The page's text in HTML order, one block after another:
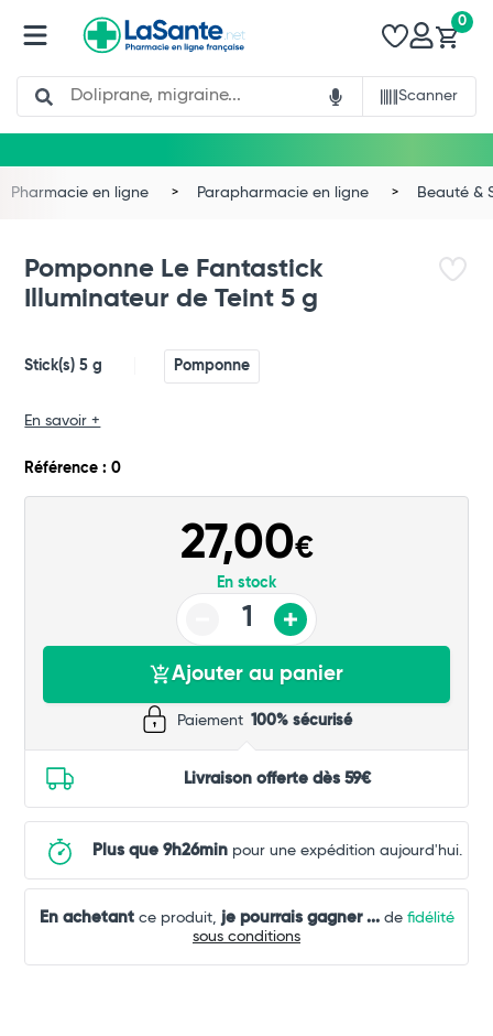
Search
Scanner
0
Pharmacie en ligne Parapharmacie en ligne Beauté &
Pomponne Le Fantastick
Illuminateur de Teint 5 g
Stick(s) 5 g Pomponne
En savoir +
Référence : 0
27,00€
En stock
Ajouter au panier
Paiement 100% sécurisé
Livraison offerte dès 59€
Plus que 9h26min pour une expédition aujourd'hui.
En achetantce produit, je pourrais gagner ...de fidélité
sous conditions